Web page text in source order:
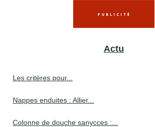
Actu
Les critères pour...
Nappes enduites : Allier...
Colonne de douche sanycces :...